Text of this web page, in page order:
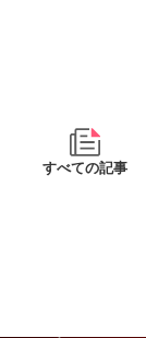
すべての記事